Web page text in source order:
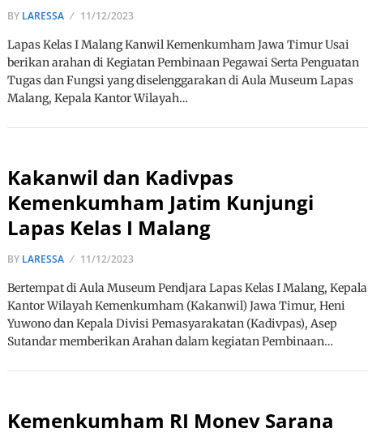
BY LARESSA 11/12/2023
Lapas Kelas I Malang Kanwil Kemenkumham Jawa Timur Usai
berikan arahan di Kegiatan Pembinaan Pegawai Serta Penguatan
Tugas dan Fungsi yang diselenggarakan di Aula Museum Lapas
Malang, Kepala Kantor Wilayah…
Kakanwil dan Kadivpas
Kemenkumham Jatim Kunjungi
Lapas Kelas I Malang
BY LARESSA 11/12/2023
Bertempat di Aula Museum Pendjara Lapas Kelas I Malang, Kepala
Kantor Wilayah Kemenkumham (Kakanwil) Jawa Timur, Heni
Yuwono dan Kepala Divisi Pemasyarakatan (Kadivpas), Asep
Sutandar memberikan Arahan dalam kegiatan Pembinaan…
Kemenkumham RI Monev Sarana